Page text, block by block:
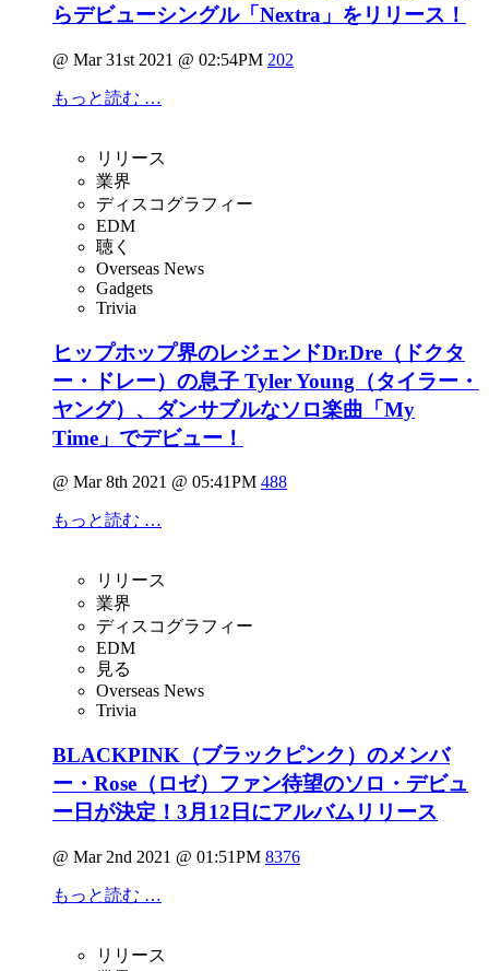
らデビューシングル「Nextra」をリリース！
@ Mar 31st 2021 @ 02:54PM 202
もっと読む …
リリース
業界
ディスコグラフィー
EDM
聴く
Overseas News
Gadgets
Trivia
ヒップホップ界のレジェンドDr.Dre（ドクタ
ー・ドレー）の息子 Tyler Young（タイラー・
ヤング）、ダンサブルなソロ楽曲「My
Time」でデビュー！
@ Mar 8th 2021 @ 05:41PM 488
もっと読む …
リリース
業界
ディスコグラフィー
EDM
見る
Overseas News
Trivia
BLACKPINK（ブラックピンク）のメンバ
ー・Rose（ロゼ）ファン待望のソロ・デビュ
ー日が決定！3月12日にアルバムリリース
@ Mar 2nd 2021 @ 01:51PM 8376
もっと読む …
リリース